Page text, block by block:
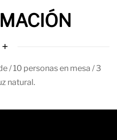
/ 10 personas en mesa / 3
natural.